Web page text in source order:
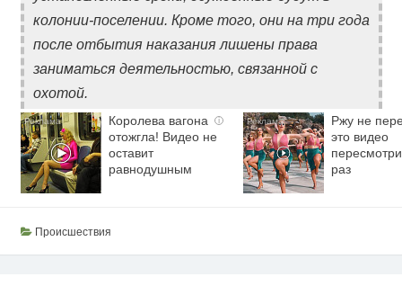
колонии-поселении. Кроме того, они на три года
после отбытия наказания лишены права
заниматься деятельностью, связанной с
охотой.
i
Королева вагона
отожгла! Видео не
оставит
равнодушным
Ржу не
это видео
раз
Происшествия